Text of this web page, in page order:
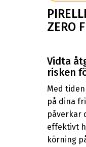
ZERO
Vidta
risken
Med
på dina
påverkar
effektivt
körning